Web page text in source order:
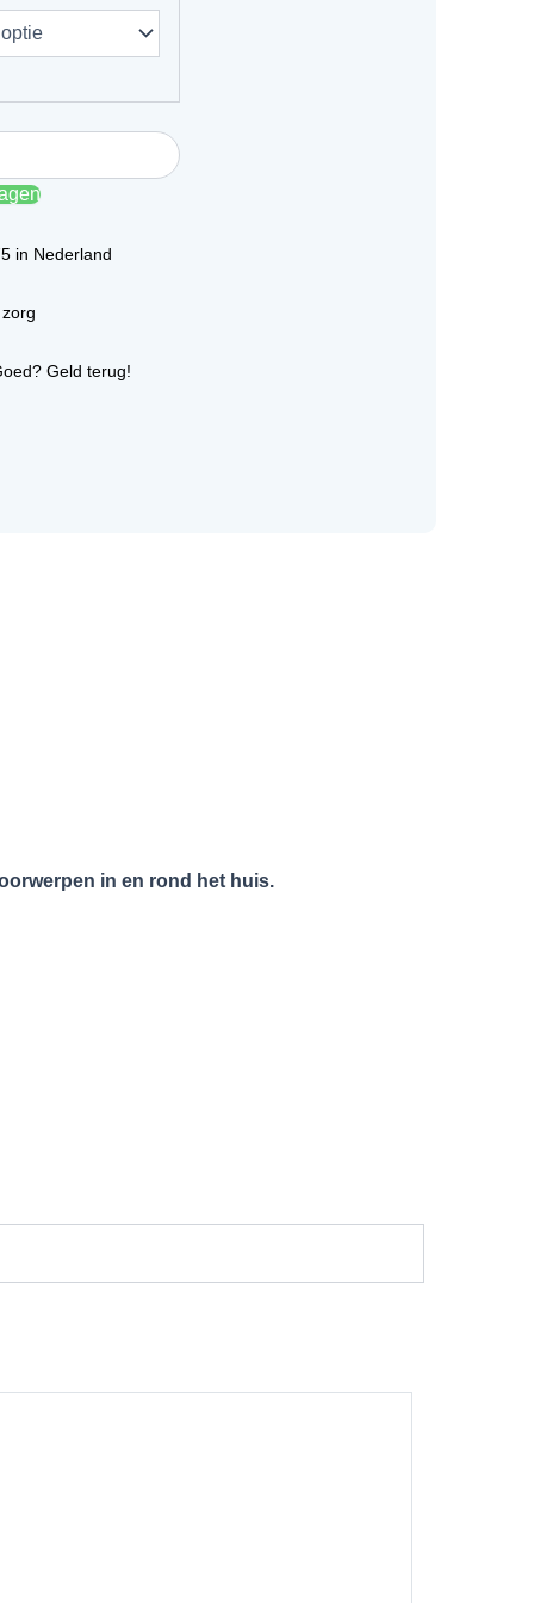
€44,95
€48,95
in Nederland
Geld terug!
in en rond het huis.